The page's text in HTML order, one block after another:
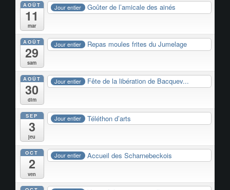
AOÛT
11
mar
Jour entier Goûter de l’amicale des ainés
AOÛT
29
sam
Jour entier Repas moules frites du Jumelage
AOÛT
30
dim
Jour entier Fête de la libération de Bacquev...
SEP
3
jeu
Jour entier Téléthon d’arts
OCT
2
ven
Jour entier Accueil des Scharnebeckois